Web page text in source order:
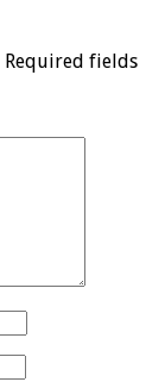
Required fields